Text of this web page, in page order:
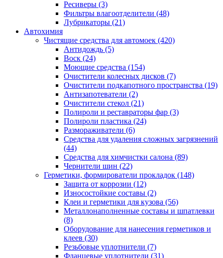
Ресиверы (3)
Фильтры влагоотделители (48)
Лубрикаторы (21)
Автохимия
Чистящие средства для автомоек (420)
Антидождь (5)
Воск (24)
Моющие средства (154)
Очистители колесных дисков (7)
Очистители подкапотного пространства (19)
Антизапотеватели (2)
Очистители стекол (21)
Полироли и реставраторы фар (3)
Полироли пластика (24)
Размораживатели (6)
Средства для удаления сложных загрязнений
(44)
Средства для химчистки салона (89)
Чернители шин (22)
Герметики, формирователи прокладок (148)
Защита от коррозии (12)
Износостойкие составы (2)
Клеи и герметики для кузова (56)
Металлонаполненные составы и шпатлевки
(8)
Оборудование для нанесения герметиков и
клеев (30)
Резьбовые уплотнители (7)
Фланцевые уплотнители (31)